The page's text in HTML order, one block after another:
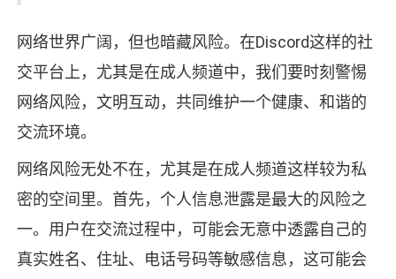
网络世界广阔，但也暗藏风险。在Discord这样的社
交平台上，尤其是在成人频道中，我们要时刻警惕
网络风险，文明互动，共同维护一个健康、和谐的
交流环境。
网络风险无处不在，尤其是在成人频道这样较为私
密的空间里。首先，个人信息泄露是最大的风险之
一。用户在交流过程中，可能会无意中透露自己的
真实姓名、住址、电话号码等敏感信息，这可能会